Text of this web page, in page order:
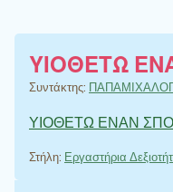
ΥΙΟΘΕΤΩ
Συντάκτης:
ΥΙΟΘΕΤΩ ΕΝΑΝ
Στήλη: Εργαστήρια